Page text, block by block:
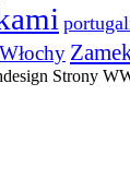
Włochy
Strony